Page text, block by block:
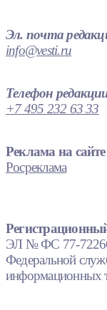
Эл. почта
info@vesti.ru
Телефон
+7 495 232 63 33
Реклама на сайте
Росреклама
ЭЛ № ФС 77-72266
Федеральной
информационных